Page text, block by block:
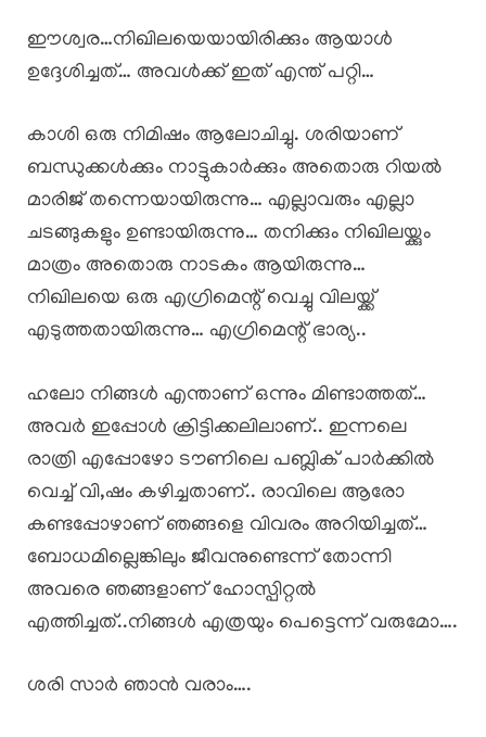
ഈശ്വര…നിഖിലയെയായിരിക്കും ആയാൾ
ഉദ്ദേശിച്ചത്… അവൾക്ക് ഇത് എന്ത് പറ്റി…
കാശി ഒരു നിമിഷം ആലോചിച്ചു. ശരിയാണ്
ബന്ധുക്കൾക്കും നാട്ടുകാർക്കും അതൊരു റിയൽ
മാരിജ് തന്നെയായിരുന്നു… എല്ലാവരും എല്ലാ
ചടങ്ങുകളും ഉണ്ടായിരുന്നു… തനിക്കും നിഖിലയ്ക്കും
മാത്രം അതൊരു നാടകം ആയിരുന്നു…
നിഖിലയെ ഒരു എഗ്രിമെന്റ് വെച്ചു വിലയ്ക്ക്
എടുത്തതായിരുന്നു… എഗ്രിമെന്റ് ഭാര്യ..
ഹലോ നിങ്ങൾ എന്താണ് ഒന്നും മിണ്ടാത്തത്…
അവർ ഇപ്പോൾ ക്രിട്ടിക്കലിലാണ്.. ഇന്നലെ
രാത്രി എപ്പോഴോ ടൗണിലെ പബ്ലിക് പാർക്കിൽ
വെച്ച് വി,ഷം കഴിച്ചതാണ്.. രാവിലെ ആരോ
കണ്ടപ്പോഴാണ് ഞങ്ങളെ വിവരം അറിയിച്ചത്…
ബോധമില്ലെങ്കിലും ജീവനുണ്ടെന്ന് തോന്നി
അവരെ ഞങ്ങളാണ് ഹോസ്പിറ്റൽ
എത്തിച്ചത്..നിങ്ങൾ എത്രയും പെട്ടെന്ന് വരുമോ….
ശരി സാർ ഞാൻ വരാം….